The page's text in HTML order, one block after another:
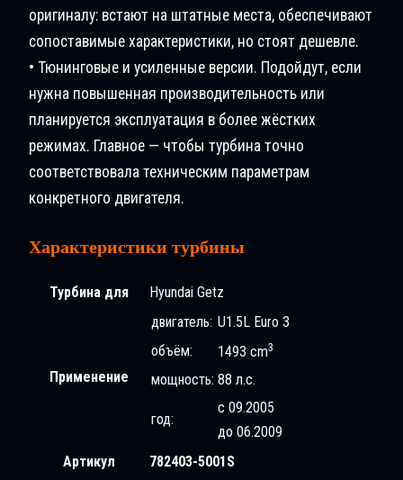
оригиналу: встают на штатные места, обеспечивают
сопоставимые характеристики, но стоят дешевле.
• Тюнинговые и усиленные версии. Подойдут, если
нужна повышенная производительность или
планируется эксплуатация в более жёстких
режимах. Главное — чтобы турбина точно
соответствовала техническим параметрам
конкретного двигателя.
Характеристики турбины
Турбина для Hyundai Getz
Применение
двигатель: U1.5L Euro 3
объём:
1493 cm3
мощность: 88 л.с.
год:
с 09.2005
до 06.2009
Артикул
782403-5001S